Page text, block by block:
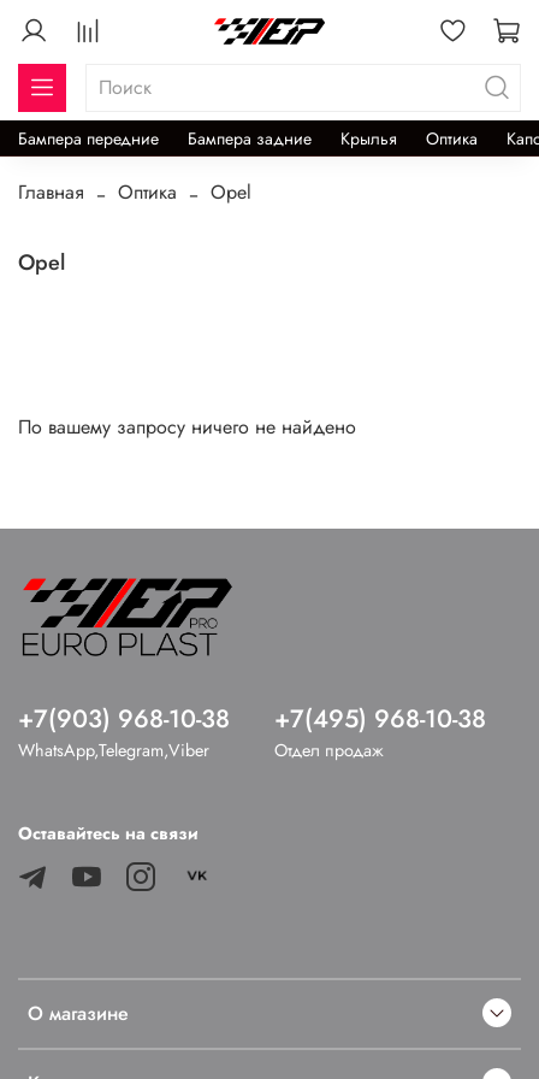
Бампера передние Бампера задние Крылья Оптика
Главная Оптика Opel
Opel
По вашему запросу ничего не найдено
О магазине
+7(903) 968-10-38
WhatsApp,Telegram,Viber
+7(495) 968-10-38
Отдел продаж
Оставайтесь на связи